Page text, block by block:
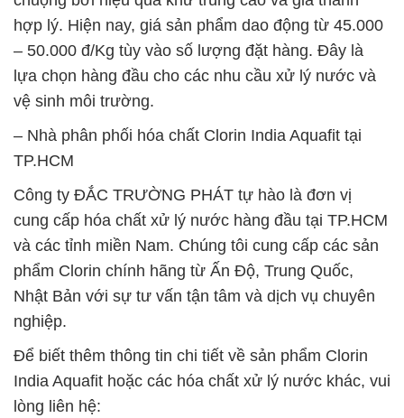
hợp lý. Hiện nay, giá sản phẩm dao động từ 45.000
– 50.000 đ/Kg tùy vào số lượng đặt hàng. Đây là
lựa chọn hàng đầu cho các nhu cầu xử lý nước và
vệ sinh môi trường.
– Nhà phân phối hóa chất Clorin India Aquafit tại
TP.HCM
Công ty ĐẮC TRƯỜNG PHÁT tự hào là đơn vị
cung cấp hóa chất xử lý nước hàng đầu tại TP.HCM
và các tỉnh miền Nam. Chúng tôi cung cấp các sản
phẩm Clorin chính hãng từ Ấn Độ, Trung Quốc,
Nhật Bản với sự tư vấn tận tâm và dịch vụ chuyên
nghiệp.
Để biết thêm thông tin chi tiết về sản phẩm Clorin
India Aquafit hoặc các hóa chất xử lý nước khác, vui
lòng liên hệ: